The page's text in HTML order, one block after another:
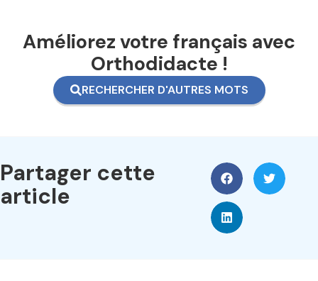
Améliorez votre français avec
Orthodidacte !
RECHERCHER D'AUTRES MOTS
Partager cette
article